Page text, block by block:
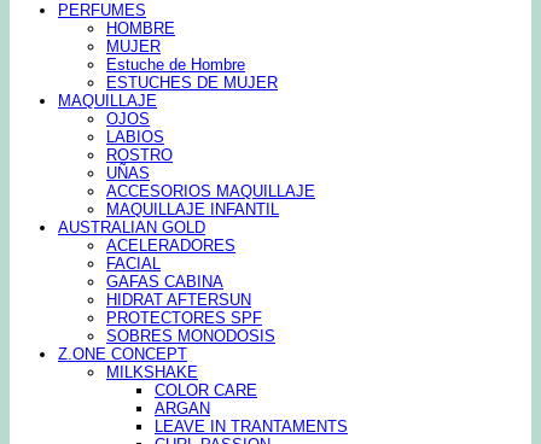
PERFUMES
HOMBRE
MUJER
Estuche de Hombre
ESTUCHES DE MUJER
MAQUILLAJE
OJOS
LABIOS
ROSTRO
UÑAS
ACCESORIOS MAQUILLAJE
MAQUILLAJE INFANTIL
AUSTRALIAN GOLD
ACELERADORES
FACIAL
GAFAS CABINA
HIDRAT AFTERSUN
PROTECTORES SPF
SOBRES MONODOSIS
Z.ONE CONCEPT
MILKSHAKE
COLOR CARE
ARGAN
LEAVE IN TRANTAMENTS